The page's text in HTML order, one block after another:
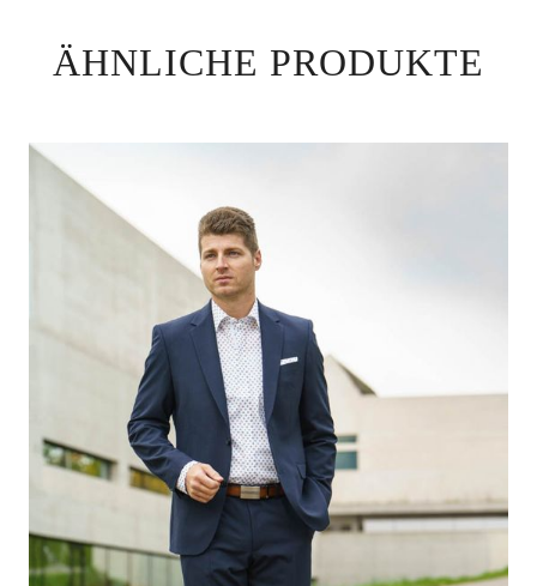
ÄHNLICHE PRODUKTE